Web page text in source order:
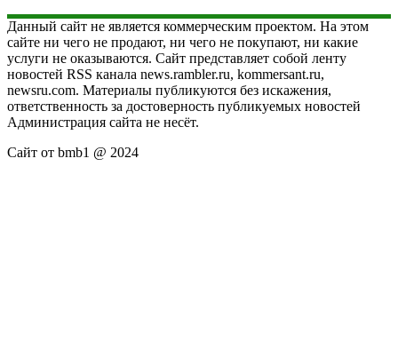
Данный сайт не является коммерческим проектом. На этом
сайте ни чего не продают, ни чего не покупают, ни какие
услуги не оказываются. Сайт представляет собой ленту
новостей RSS канала news.rambler.ru, kommersant.ru,
newsru.com. Материалы публикуются без искажения,
ответственность за достоверность публикуемых новостей
Администрация сайта не несёт.
Сайт от bmb1 @ 2024